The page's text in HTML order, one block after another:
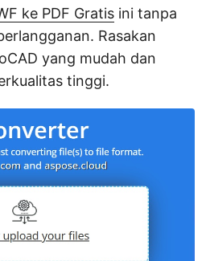
ke PDF Gratis ini tanpa
Rasakan
yang mudah dan
tinggi.